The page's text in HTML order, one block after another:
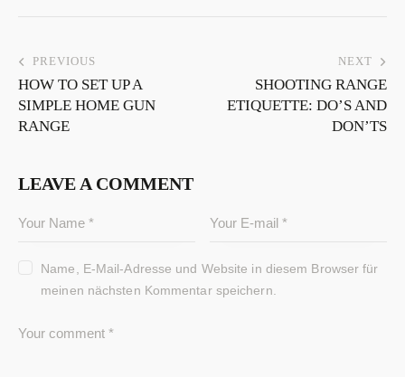
PREVIOUS
HOW TO SET UP A
SIMPLE HOME GUN
RANGE
NEXT
SHOOTING RANGE
ETIQUETTE: DO’S AND
DON’TS
LEAVE A COMMENT
Name, E-Mail-Adresse und Website in diesem Browser für
meinen nächsten Kommentar speichern.